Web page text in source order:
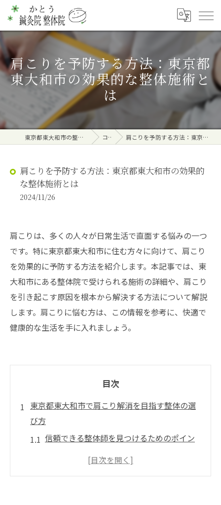
肩こりを予防する方法：東京都
東大和市の効果的な整体施術と
は
東京都東大和市の整体ならかとう鍼灸院 整体院 コラム 肩こりを予防する方法：東京都東大和市の効果的な整体施術とは
肩こりを予防する方法：東京都東大和市の効果的
な整体施術とは
2024/11/26
肩こりは、多くの人々が日常生活で直面する悩みの一つ
です。特に東京都東大和市に住む方々に向けて、肩こり
を効果的に予防する方法を紹介します。本記事では、東
大和市にある整体院で受けられる施術の詳細や、肩こり
を引き起こす原因を根本から解決する方法について解説
します。肩こりに悩む方は、この情報を参考に、快適で
健康的な生活を手に入れましょう。
目次
東京都東大和市で肩こり解消を目指す整体の選
び方
信頼できる整体師を見つけるためのポイン